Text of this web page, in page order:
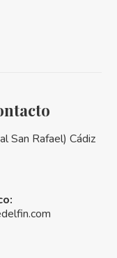
San Rafael) Cádiz